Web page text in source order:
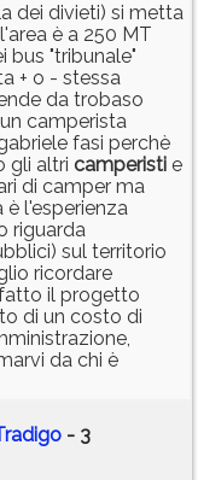
dei divieti) si metta
è a 250 MT
bus "tribunale"
+ o - stessa
da trobaso
camperista
fasi perchè
gli altri camperisti e
di camper ma
l'esperienza
riguarda
sul territorio
ricordare
il progetto
di un costo di
da chi è
- 3